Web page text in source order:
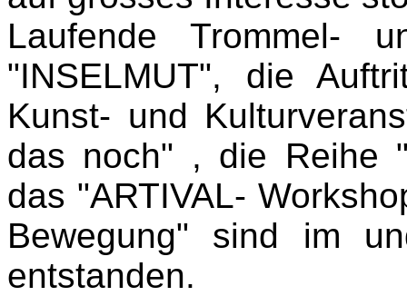
Laufende Trommel-
"INSELMUT", die
Kunst- und
das noch" , die Reihe
das "ARTIVAL-
Bewegung" sind im
entstanden.